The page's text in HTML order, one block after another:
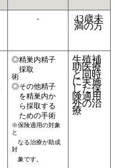
- 43歳未
満の方
◎精巣内精子
採取
術
◎その他精子
を精巣内か
ら採取する
ための手術
※保険適用の対象
と
なる治療が助成
対
象です。
生殖補
助医療
と同時
に実施
した保
険適用
外の治
療